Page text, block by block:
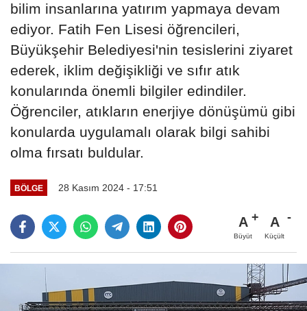
bilim insanlarına yatırım yapmaya devam
ediyor. Fatih Fen Lisesi öğrencileri,
Büyükşehir Belediyesi'nin tesislerini ziyaret
ederek, iklim değişikliği ve sıfır atık
konularında önemli bilgiler edindiler.
Öğrenciler, atıkların enerjiye dönüşümü gibi
konularda uygulamalı olarak bilgi sahibi
olma fırsatı buldular.
BÖLGE 28 Kasım 2024 - 17:51
A
Büyüt
A
Küçült